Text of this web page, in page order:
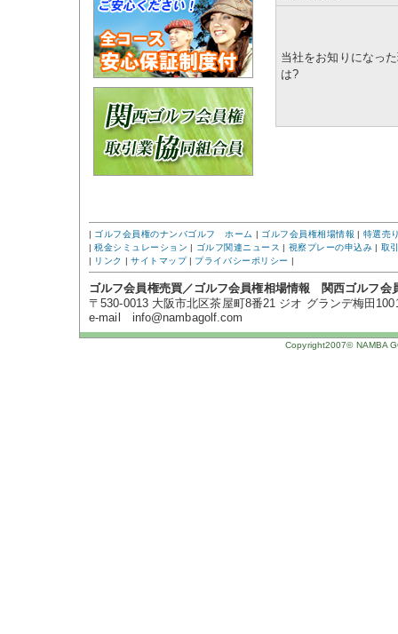
当社をお知りになっ
は?
| ゴルフ会員権のナンバゴルフ ホーム | ゴルフ会員権相場情報 | 特選売
|税金シミュレーション | ゴルフ関連ニュース | 視察プレーの申込み | 取
| リンク |サイトマップ| プライバシーポリシー |
ゴルフ会員権売買／ゴルフ会員権相場情報 関西ゴルフ
〒530-0013 大阪市北区茶屋町8番21 ジオ グランデ梅田
e-mail info@nambagolf.com
Copyright2007© NAMBA